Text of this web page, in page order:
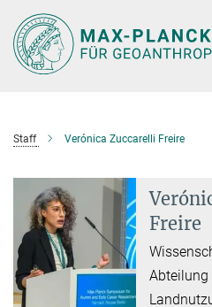
Hauptinhalt
Staff Verónica Zuccarelli Freire
Freire